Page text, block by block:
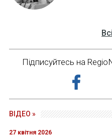
Підписуйтесь на
ВІДЕО »
27 квітня 2026